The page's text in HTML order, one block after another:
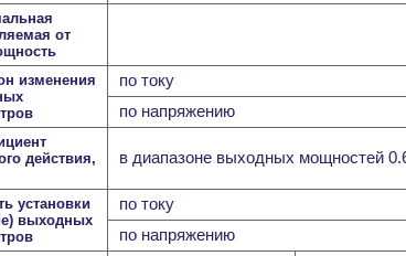
от
изменения
по току
по напряжению
действия,
в диапазоне выходных мощностей
установки
выходных
по току
по напряжению